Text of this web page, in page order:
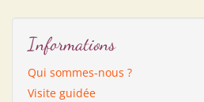
Informations
Qui sommes-nous ?
Visite guidée